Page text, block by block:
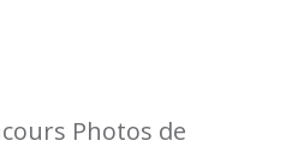
Photos de